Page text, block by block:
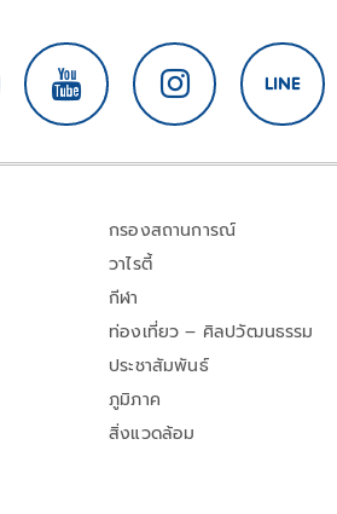
กรองสถานการณ์
วาไรตี้
กีฬา
ท่องเที่ยว – ศิลปวัฒนธรรม
ประชาสัมพันธ์
ภูมิภาค
สิ่งแวดล้อม